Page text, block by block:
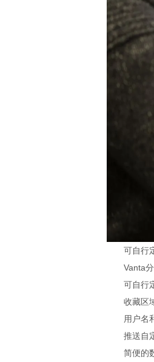
可自行定
Vanta分
可自行定
收藏区域
用户名和
推送自定
简便的数